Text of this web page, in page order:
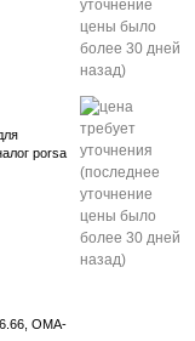
porsa
OMA-